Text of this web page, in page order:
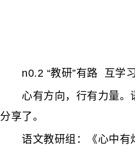
n0.2 “教研”有路 互学习
心有方向，行有力量。语
分享了。
语文教研组：《心中有